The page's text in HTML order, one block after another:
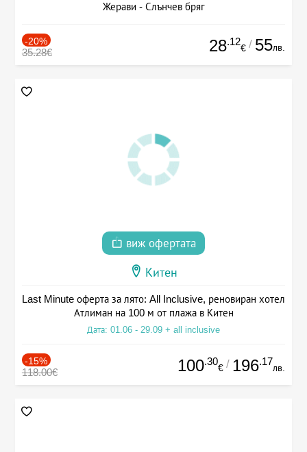
Жерави - Слънчев бряг
-20%
35.28€ 28.12
€ / 55лв.
виж офертата
Китен
Last Minute оферта за лято: All Inclusive, реновиран хотел
Атлиман на 100 м от плажа в Китен
Дата: 01.06 - 29.09 + all inclusive
-15%
118.00€ 100.30
€ / 196.17
лв.